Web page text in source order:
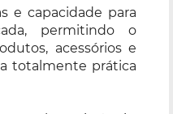
e capacidade para
permitindo o
acessórios e
totalmente prática